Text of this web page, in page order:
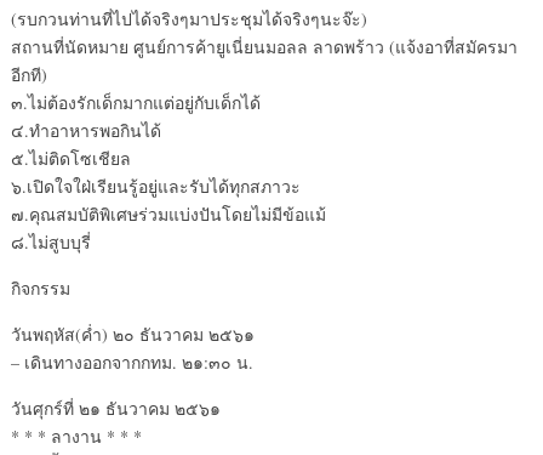
(รบกวนท่านที่ไปได้จริงๆมาประชุมได้จริงๆนะจ๊ะ)
สถานที่นัดหมาย ศูนย์การค้ายูเนี่ยนมอลล ลาดพร้าว (แจ้งอาที่สมัครมา
อีกที)
๓.ไม่ต้องรักเด็กมากแต่อยู่กับเด็กได้
๔.ทำอาหารพอกินได้
๕.ไม่ติดโซเชียล
๖.เปิดใจใฝ่เรียนรู้อยู่และรับได้ทุกสภาวะ
๗.คุณสมบัติพิเศษร่วมแบ่งปันโดยไม่มีข้อแม้
๘.ไม่สูบบุรี่
กิจกรรม
วันพฤหัส(ค่ำ) ๒๐ ธันวาคม ๒๕๖๑
– เดินทางออกจากกทม. ๒๑:๓๐ น.
วันศุกร์ที่ ๒๑ ธันวาคม ๒๕๖๑
* * * ลางาน * * *